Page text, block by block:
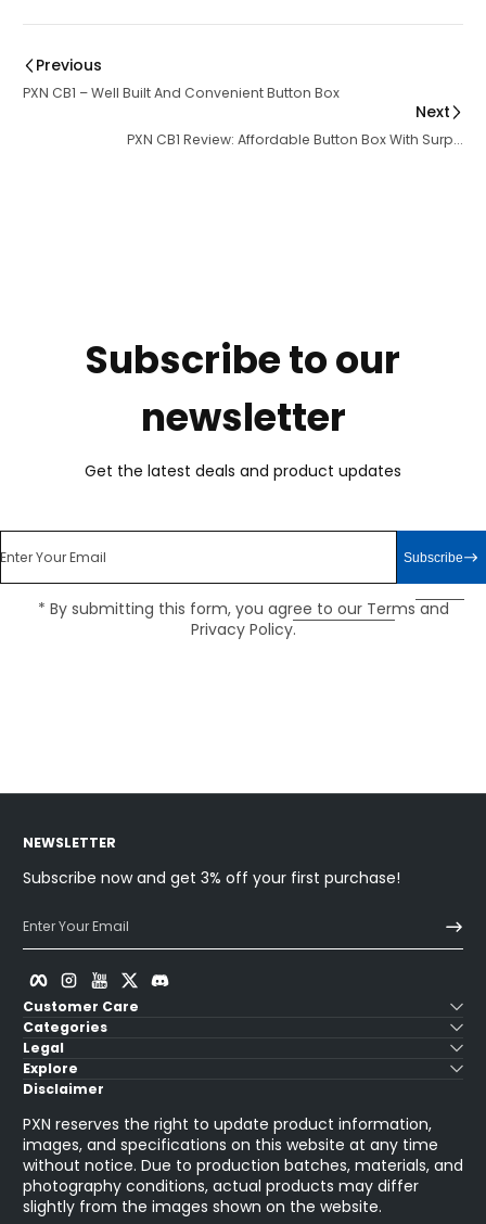
Previous
PXN CB1 – Well Built And Convenient Button Box
Next
PXN CB1 Review: Affordable Button Box With Surp...
Subscribe to our
newsletter
Get the latest deals and product updates
Enter Your Email Subscribe
* By submitting this form, you agree to our Terms and
Privacy Policy.
NEWSLETTER
Subscribe now and get 3% off your first purchase!
Enter Your Email
Facebook
Instagram
YouTube
Customer Care
Categories
Legal
Explore
Disclaimer
PXN reserves the right to update product information,
images, and specifications on this website at any time
without notice. Due to production batches, materials, and
photography conditions, actual products may differ
slightly from the images shown on the website.